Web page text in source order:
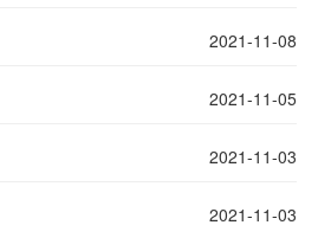
2021-11-08
2021-11-05
2021-11-03
2021-11-03